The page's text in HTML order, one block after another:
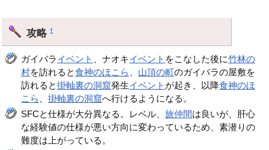
攻略†
ガイバライベント 、ナオキイベント をこなした後に竹林の
村を訪れると食神のほこら 山頂の町のガイバラの屋敷を
訪れると掛軸裏の洞窟発生イベント が起き、以降食神のほ
こら
、掛軸裏の洞窟へ行けるようになる。
SFCと仕様が大分異なる。レベル、旅仲間は良いが、肝心
な経験値の仕様が悪い方向に変わっているため、素潜りの
難度は上がっている。